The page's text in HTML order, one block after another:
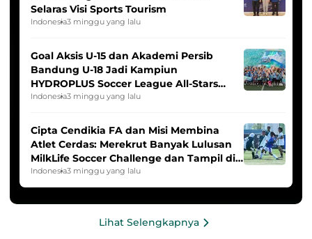
Selaras Visi Sports Tourism
Indonesia3 minggu yang lalu
Goal Aksis U-15 dan Akademi Persib
Bandung U-18 Jadi Kampiun
HYDROPLUS Soccer League All-Stars
2025/2026
Indonesia3 minggu yang lalu
Cipta Cendikia FA dan Misi Membina
Atlet Cerdas: Merekrut Banyak Lulusan
MilkLife Soccer Challenge dan Tampil di
HYDROPLUS Soccer League
Indonesia3 minggu yang lalu
Lihat Selengkapnya